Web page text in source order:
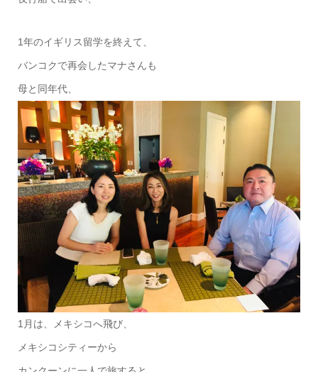
1年のイギリス留学を終えて、
バンコクで再会したマナさんも
母と同年代、
1月は、メキシコへ飛び、
メキシコシティーから